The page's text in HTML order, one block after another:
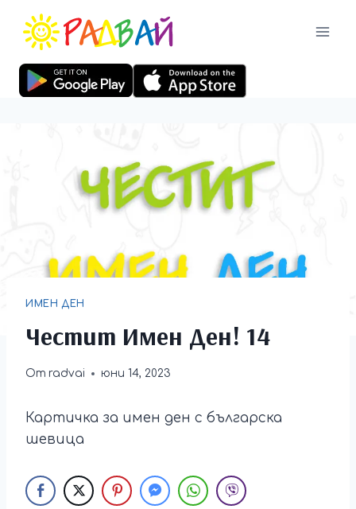
ИМЕН ДЕН
Честит Имен Ден! 14
От radvai юни 14, 2023
Картичка за имен ден с българска
шевица